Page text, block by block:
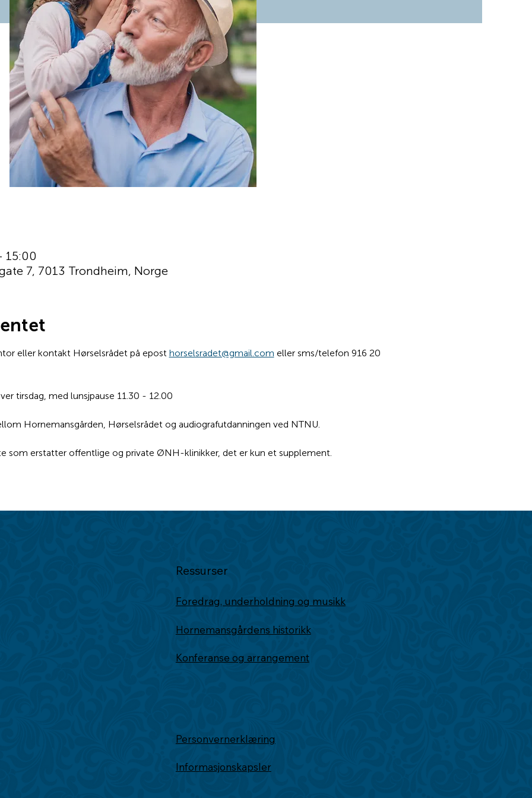
15:00
7, 7013 Trondheim, Norge
eller kontakt Hørselsrådet på epost horselsradet@gmail.com eller sms/telefon 916 20
tirsdag, med lunsjpause 11.30 - 12.00
Hornemansgården, Hørselsrådet og audiografutdanningen ved NTNU.
som erstatter offentlige og private ØNH-klinikker, det er kun et supplement.
Ressurser
Foredrag, underholdning og musikk
Hornemansgårdens historikk
Konferanse og arrangement
Personvernerklæring
Informasjonskapsler